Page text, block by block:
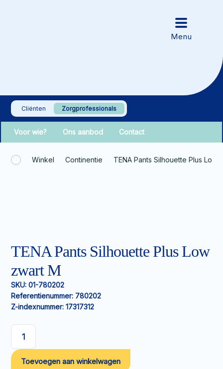
Cliënten Zorgprofessionals
Voor wie? Ons aanbod Contact
Winkel Continentie TENA Pants Silhouette Plus Low
TENA Pants Silhouette Plus Low
zwart M
SKU: 01-780202
Referentienummer: 780202
Z-indexnummer: 17317312
TENA
Pants
Silhouette
Toevoegen aan winkelwagen